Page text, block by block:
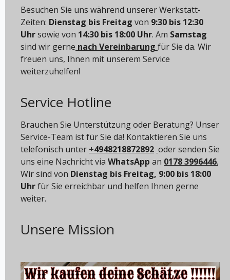
Besuchen Sie uns während unserer Werkstatt-
Zeiten: Dienstag bis Freitag von 9:30 bis 12:30
Uhrsowie von 14:30 bis 18:00 Uhr. Am Samstag
sind wir gerne nach Vereinbarung für Sie da. Wir
freuen uns, Ihnen mit unserem Service
weiterzuhelfen!
Service Hotline
Brauchen Sie Unterstützung oder Beratung? Unser
Service-Team ist für Sie da! Kontaktieren Sie uns
telefonisch unter +4948218872892 oder senden Sie
uns eine Nachricht via WhatsApp an 0178 3996446.
Wir sind von Dienstag bis Freitag, 9:00 bis 18:00
Uhrfür Sie erreichbar und helfen Ihnen gerne
weiter.
Unsere Mission